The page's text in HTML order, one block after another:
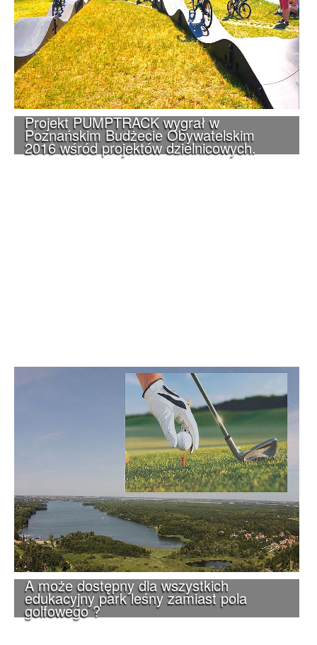
Projekt PUMPTRACK wygrał w
Poznańskim Budżecie Obywatelskim
2016 wśród projektów dzielnicowych.
A może dostępny dla wszystkich
edukacyjny park leśny zamiast pola
golfowego ?